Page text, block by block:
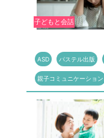
子どもと会話
ASD パステル出版
親子コミュニケーション